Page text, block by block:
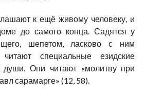
к ещё живому человеку, и
до самого конца. Садятся у
шепетом, ласково с ним
специальные езидские
Они читают «молитву при
сарамарге» (12, 58).